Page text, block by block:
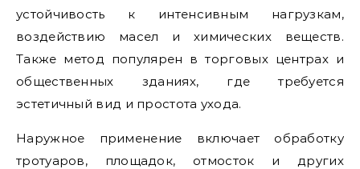
устойчивость к интенсивным нагрузкам,
воздействию масел и химических веществ.
Также метод популярен в торговых центрах и
общественных зданиях, где требуется
эстетичный вид и простота ухода.
Наружное применение включает обработку
тротуаров, площадок, отмосток и других